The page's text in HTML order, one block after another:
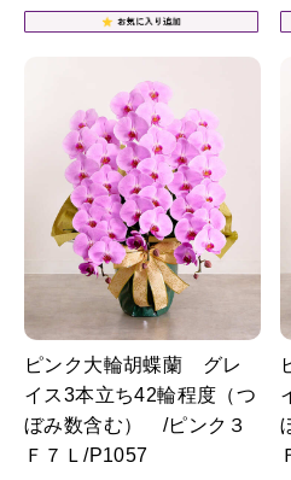
ピンク大輪胡蝶蘭 グレ
イス3本立ち42輪程度（つ
ぼみ数含む） /ピンク３
Ｆ７Ｌ/P1057